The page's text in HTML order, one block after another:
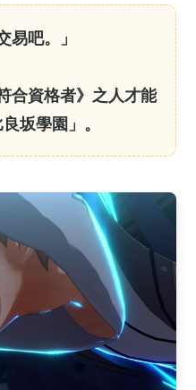
易吧。」
合資格者》之人才能
坂學園」。